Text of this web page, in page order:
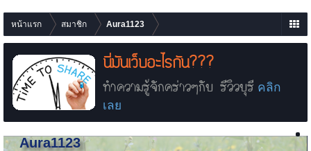
หน้าแรก สมาชิก Aura1123
นี่มันเว็บอะไรกัน???
ทำความรู้จักคร่าวๆกับ รีวิวบุรี คลิก
เลย
Aura1123